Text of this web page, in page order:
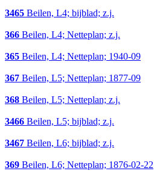
3465 Beilen, L4; bijblad; z.j.
366 Beilen, L4; Netteplan; z.j.
365 Beilen, L4; Netteplan; 1940-09
367 Beilen, L5; Netteplan; 1877-09
368 Beilen, L5; Netteplan; z.j.
3466 Beilen, L5; bijblad; z.j.
3467 Beilen, L6; bijblad; z.j.
369 Beilen, L6; Netteplan; 1876-02-22